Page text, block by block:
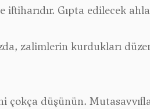
Gıpta edilecek
zalimlerin kurdukları
çokça düşünün.